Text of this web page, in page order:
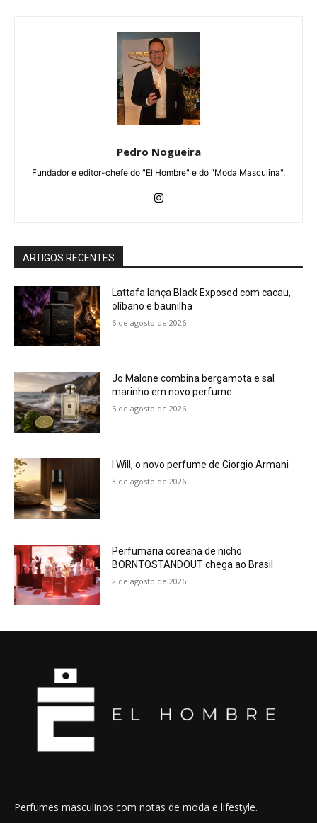
Pedro Nogueira
Fundador e editor-chefe do "El Hombre" e do "Moda Masculina".
ARTIGOS RECENTES
Lattafa lança Black Exposed com cacau,
olíbano e baunilha
6 de agosto de 2026
Jo Malone combina bergamota e sal
marinho em novo perfume
5 de agosto de 2026
I Will, o novo perfume de Giorgio Armani
3 de agosto de 2026
Perfumaria coreana de nicho
BORNTOSTANDOUT chega ao Brasil
2 de agosto de 2026
Perfumes masculinos com notas de moda e lifestyle.